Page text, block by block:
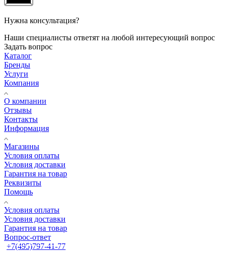
Нужна консультация?
Наши специалисты ответят на любой интересующий вопрос
Задать вопрос
Каталог
Бренды
Услуги
Компания
О компании
Отзывы
Контакты
Информация
Магазины
Условия оплаты
Условия доставки
Гарантия на товар
Реквизиты
Помощь
Условия оплаты
Условия доставки
Гарантия на товар
Вопрос-ответ
+7(495)797-41-77